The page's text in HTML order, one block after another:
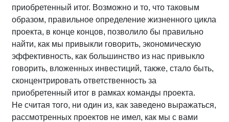
приобретенный итог. Возможно и то, что таковым
образом, правильное определение жизненного цикла
проекта, в конце концов, позволило бы правильно
найти, как мы привыкли говорить, экономическую
эффективность, как большинство из нас привыкло
говорить, вложенных инвестиций, также, стало быть,
сконцентрировать ответственность за
приобретенный итог в рамках команды проекта.
Не считая того, ни один из, как заведено выражаться,
рассмотренных проектов не имел, как мы с вами